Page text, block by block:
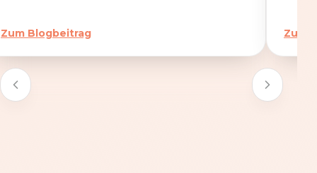
Zum Blogbeitrag Zum